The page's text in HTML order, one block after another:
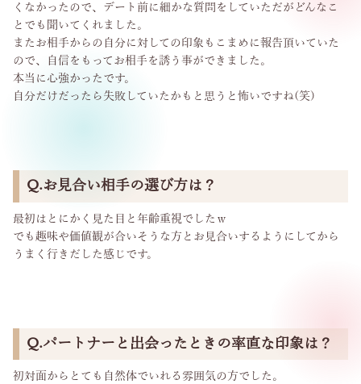
くなかったので、デート前に細かな質問をしていただがどんなこ
とでも聞いてくれました。
またお相手からの自分に対しての印象もこまめに報告頂いていた
ので、自信をもってお相手を誘う事ができました。
本当に心強かったです。
自分だけだったら失敗していたかもと思うと怖いですね(笑)
Q.お見合い相手の選び方は？
最初はとにかく見た目と年齢重視でしたｗ
でも趣味や価値観が合いそうな方とお見合いするようにしてから
うまく行きだした感じです。
Q.パートナーと出会ったときの率直な印象は？
初対面からとても自然体でいれる雰囲気の方でした。